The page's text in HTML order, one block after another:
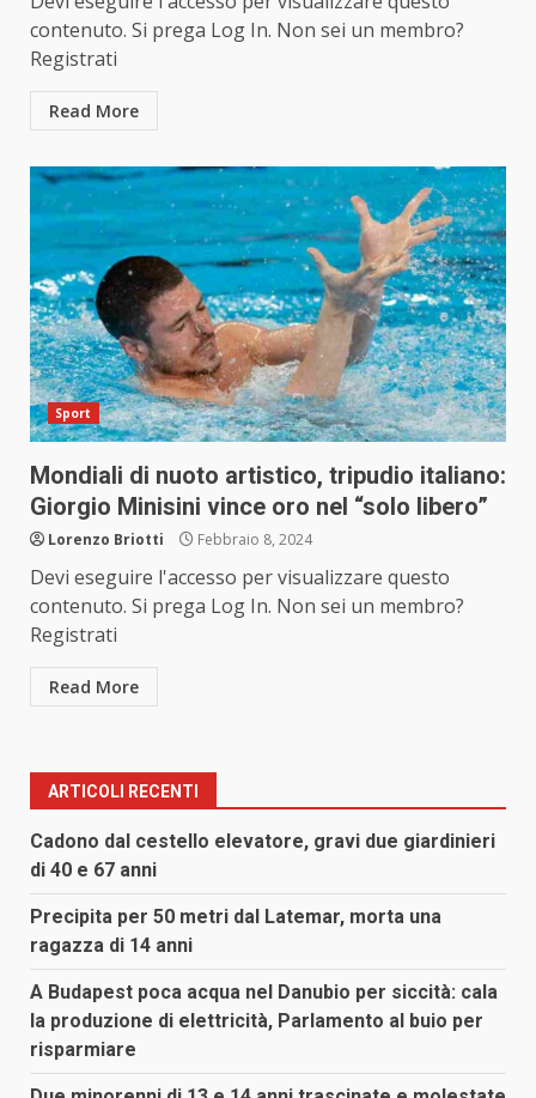
contenuto. Si prega Log In. Non sei un membro?
Registrati
Read More
Sport
Mondiali di nuoto artistico, tripudio italiano:
Giorgio Minisini vince oro nel “solo libero”
Lorenzo Briotti Febbraio 8, 2024
Devi eseguire l'accesso per visualizzare questo
contenuto. Si prega Log In. Non sei un membro?
Registrati
Read More
ARTICOLI RECENTI
Cadono dal cestello elevatore, gravi due giardinieri
di 40 e 67 anni
Precipita per 50 metri dal Latemar, morta una
ragazza di 14 anni
A Budapest poca acqua nel Danubio per siccità: cala
la produzione di elettricità, Parlamento al buio per
risparmiare